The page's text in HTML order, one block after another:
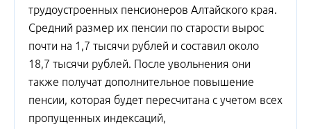
трудоустроенных пенсионеров Алтайского края.
Средний размер их пенсии по старости вырос
почти на 1,7 тысячи рублей и составил около
18,7 тысячи рублей. После увольнения они
также получат дополнительное повышение
пенсии, которая будет пересчитана с учетом всех
пропущенных индексаций,